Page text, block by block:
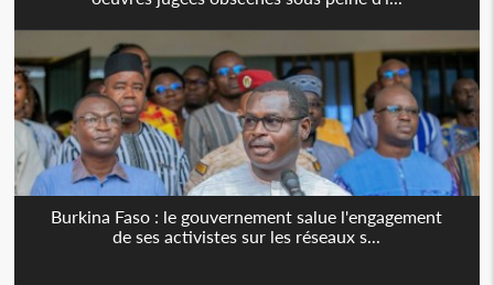
Burkina Faso : le gouvernement salue l'engagement
de ses activistes sur les réseaux s...